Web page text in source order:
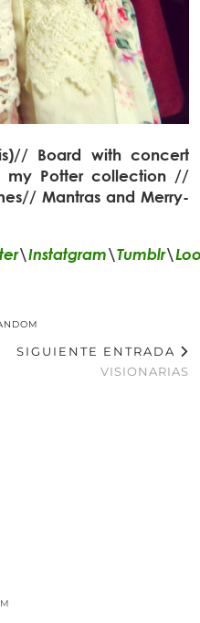
Board with concert
my Potter collection //
Mantras and Merry-
\Instatgram\Tumblr\
SIGUIENTE ENTRADA
VISIONARIAS